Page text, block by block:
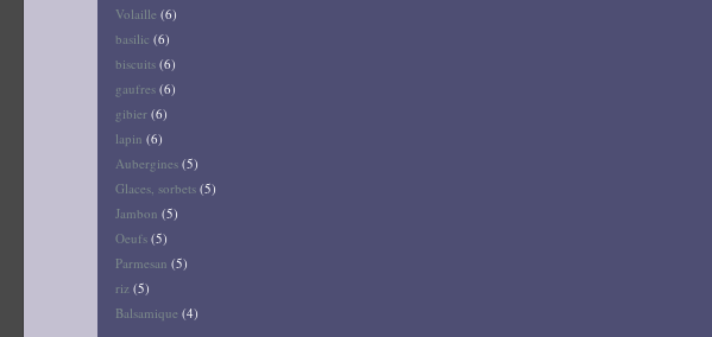
Volaille (6)
basilic (6)
biscuits (6)
gaufres (6)
gibier (6)
lapin (6)
Aubergines (5)
Glaces, sorbets (5)
Jambon (5)
Oeufs (5)
Parmesan (5)
riz (5)
Balsamique (4)